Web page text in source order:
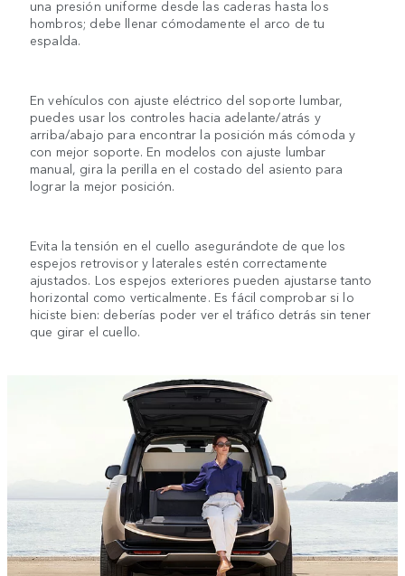
una presión uniforme desde las caderas hasta los
hombros; debe llenar cómodamente el arco de tu
espalda.
En vehículos con ajuste eléctrico del soporte lumbar,
puedes usar los controles hacia adelante/atrás y
arriba/abajo para encontrar la posición más cómoda y
con mejor soporte. En modelos con ajuste lumbar
manual, gira la perilla en el costado del asiento para
lograr la mejor posición.
Evita la tensión en el cuello asegurándote de que los
espejos retrovisor y laterales estén correctamente
ajustados. Los espejos exteriores pueden ajustarse tanto
horizontal como verticalmente. Es fácil comprobar si lo
hiciste bien: deberías poder ver el tráfico detrás sin tener
que girar el cuello.